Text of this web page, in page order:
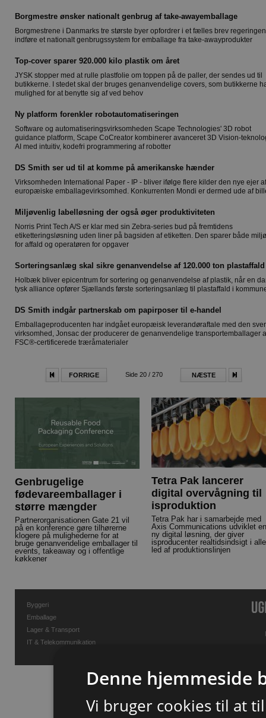
Borgmestre ønsker nationalt genbrug af take-awayemballage
Borgmestrene i Danmarks tre største byer opfordrer i et fælles brev
indføre et nationalt genbrugssystem for emballage fra take-awayprodukter
Top-cover sparer 920.000 kilo plastik om året
JYSK stopper med at rulle plastfolie om toppen på de paller, der sendes ud til
butikkerne. I stedet skal der bruges genanvendelige covers, som butikkerne
mulighed for at benytte sig af ved behov
Ny platform forenkler robotautomatiseringen
Software og automatiseringsvirksomheden Scape Technologies' 3D robot
guidance platform, Scape CoCreator kombinerer avanceret 3D Vision-
AI med intuitiv, kodefri programmering af robotter
DS Smith ser ud til at komme på amerikanske hænder
Virksomheden International Paper - IP - bliver ifølge flere kilder den nye ejer
europæiske emballagevirksomhed. Konkurrenten Mondi er dermed ude af
Miljøvenlig labelløsning der også øger produktiviteten
Norris Print Tech A/S er klar med sin Zebra-series bud på fremtidens
etiketteringsløsning uden liner på bagsiden af etiketten. Den sparer både
for affald og operatøren for opgaver
Sorteringsanlæg skal sikre genanvendelse af 120.000 ton plastaffald
Holbæk bliver epicentrum for sortering og genanvendelse af plastik, når en
tysk alliance opfører Sjællands første sorteringsanlæg til plastaffald i
DS Smith indgår partnerskab om papirposer til e-handel
Emballageproducenten har indgået europæisk leverandøraftale med den
virksomhed, Jonsac der producerer de genanvendelige transportemballager
FSC®-certificerede træråmaterialer
FORRIGE Side 20 / 270 NÆSTE
Genbrugelige
fødevareemballager i
større mængder
Partnerorganisationen Gate 21 vil
på en konference gøre tilhørerne
klogere på mulighederne for at
bruge genanvendelige emballager til
events, takeaway og i offentlige
køkkener
Tetra Pak lancerer
digital overvågning til
isproduktion
Tetra Pak har i samarbejde med
Axis Communications udviklet en
ny digital løsning, der giver
isproducenter realtidsindsigt i alle
led af produktionslinjen
Byggeri
Emballage
Lager & Transport
IT & Telekommunikation
Denne hjemmeside
Vi bruger cookies til at